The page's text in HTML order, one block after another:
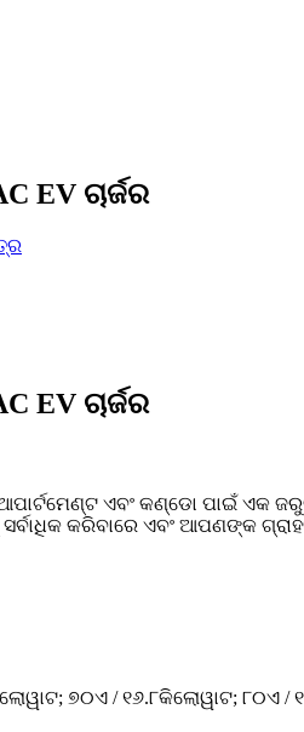
EV ଚାର୍ଜର
EV ଚାର୍ଜର
ଏବଂ କଣ୍ଡୋ ପାଇଁ ଏକ
କରିବାରେ ଏବଂ ଆପଣଙ୍କ ଗ୍ରାହକ,
୭୦ଏ / ୧୬.୮କିଲୋୱାଟ; ୮୦ଏ /